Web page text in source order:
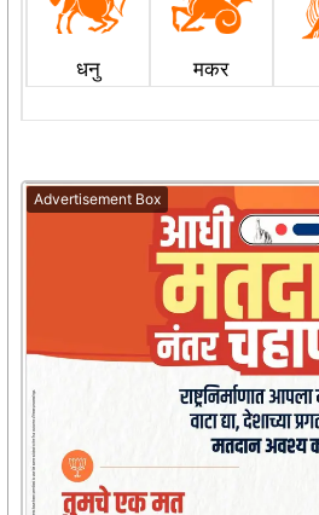
धनु मकर
Advertisement Box